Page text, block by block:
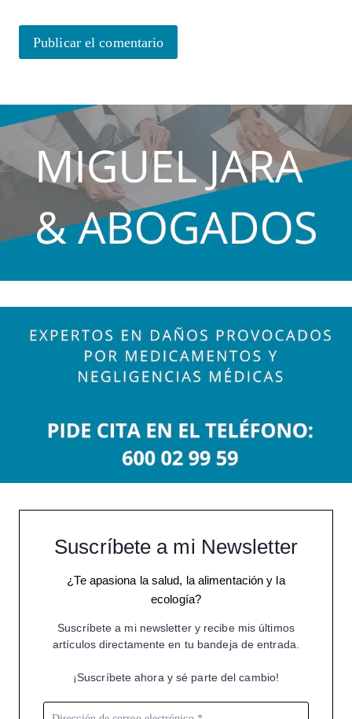
Suscríbete a mi Newsletter
¿Te apasiona la salud, la alimentación y la
ecología?
Suscríbete a mi newsletter y recibe mis últimos
artículos directamente en tu bandeja de entrada.
¡Suscríbete ahora y sé parte del cambio!